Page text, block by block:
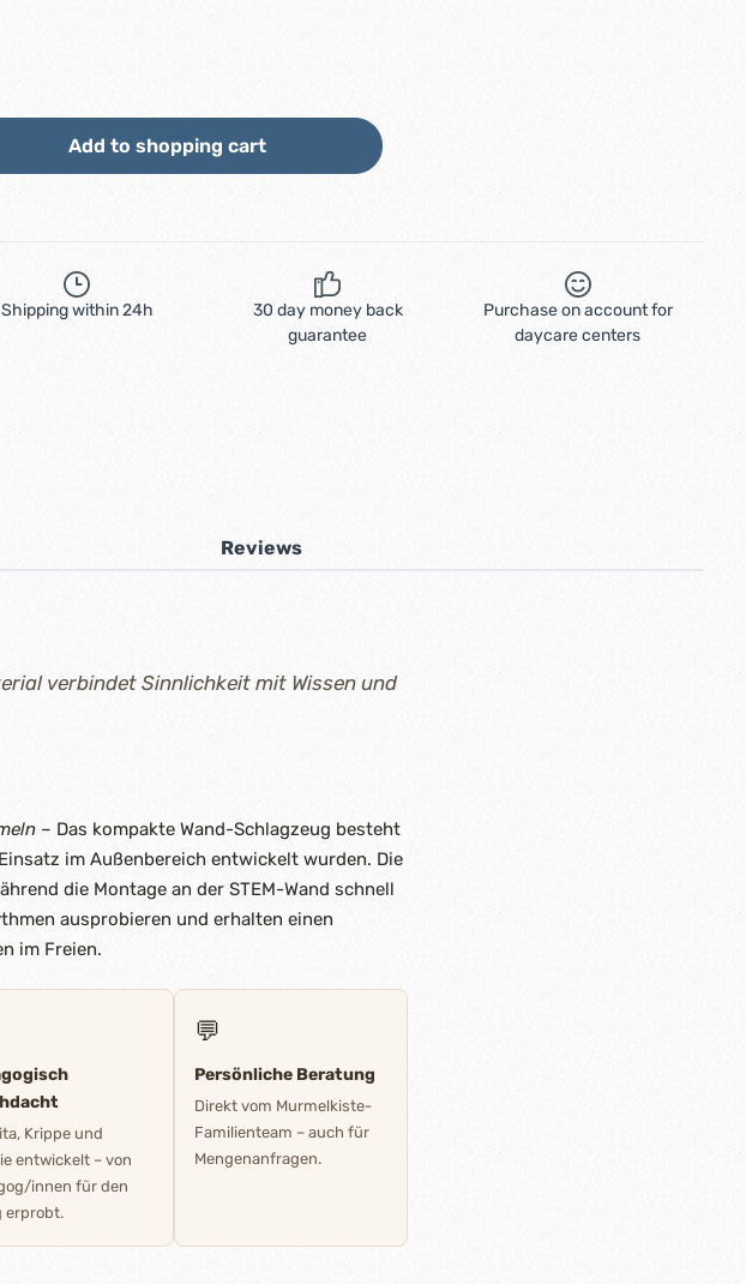
the desired amount or use the buttons to increase or
Add to shopping cart
Shipping within 24h
30 day money back
guarantee
Purchase on account for
daycare centers
Reviews
verbindet Sinnlichkeit mit Wissen und
– Das kompakte Wand-Schlagzeug besteht
im Außenbereich entwickelt wurden. Die
die Montage an der STEM-Wand schnell
ausprobieren und erhalten einen
im Freien.
Krippe und
entwickelt – von
innen für den
erprobt.
💬
Persönliche Beratung
Direkt vom Murmelkiste-
Familienteam – auch für
Mengenanfragen.